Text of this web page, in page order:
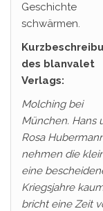
Geschichte
schwärmen.
des blanvalet
Verlags:
Molching bei
München. Hans
Rosa
nehmen die
eine
Kriegsjahre
bricht eine Zeit